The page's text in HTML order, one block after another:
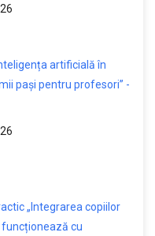
artificială în
pași pentru profesori” -
„Integrarea copiilor
cu